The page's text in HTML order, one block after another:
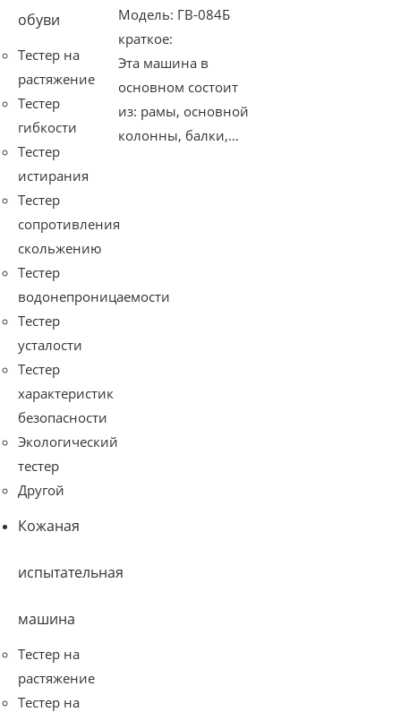
обуви
Тестер на
растяжение
Тестер
гибкости
Тестер
истирания
Тестер
сопротивления
скольжению
Тестер
водонепроницаемости
Тестер
усталости
Тестер
характеристик
безопасности
Экологический
тестер
Другой
Кожаная
испытательная
машина
Тестер на
растяжение
Тестер на
Модель: ГВ-084Б
краткое:
Эта машина в
основном состоит
из: рамы, основной
колонны, балки,
образца, величины
показывающего